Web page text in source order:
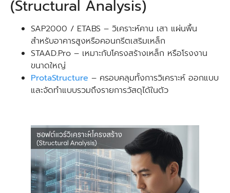
(Structural Analysis)
SAP2000 / ETABS – วิเคราะห์คาน เสา แผ่นพื้น
สำหรับอาคารสูงหรือคอนกรีตเสริมเหล็ก
STAAD.Pro – เหมาะกับโครงสร้างเหล็ก หรือโรงงาน
ขนาดใหญ่
ProtaStructure – ครอบคลุมทั้งการวิเคราะห์ ออกแบบ
และจัดทำแบบรวมถึงรายการวัสดุได้ในตัว